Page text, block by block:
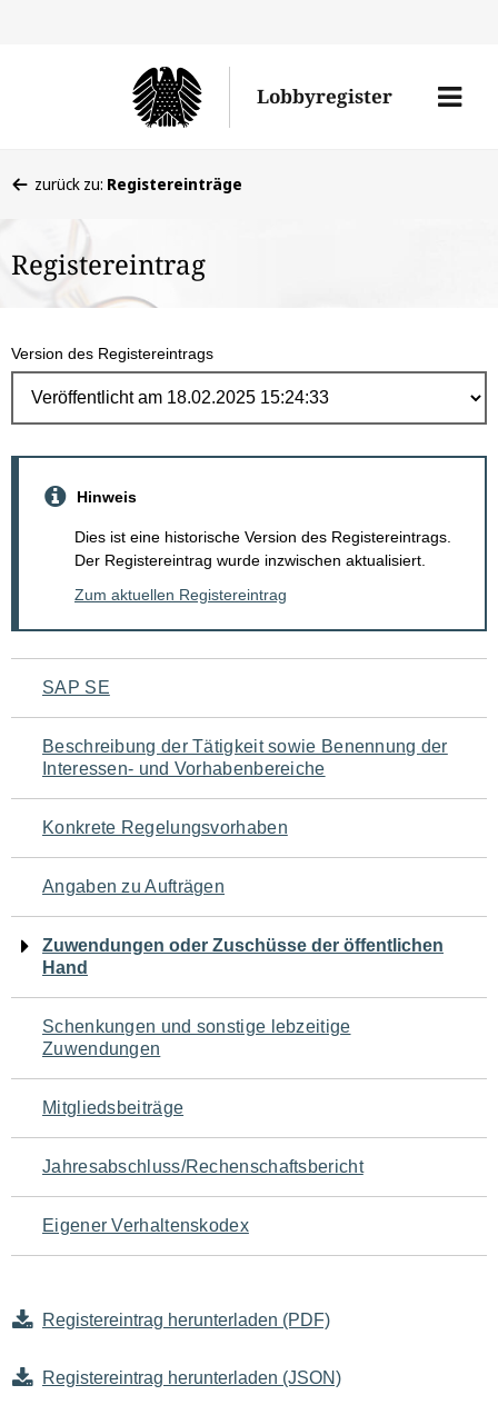
Lobbyregister
Menü
befinden
hier:
zurück zu: Registereinträge
Registereintrag
Version des Registereintrags
Hinweis
Dies ist eine historische Version des Registereintrags.
Der Registereintrag wurde inzwischen aktualisiert.
Zum aktuellen Registereintrag
Navigation
für
den
Seiteninhalt
SAP SE
Beschreibung der Tätigkeit sowie Benennung der
Interessen- und Vorhabenbereiche
Konkrete Regelungsvorhaben
Angaben zu Aufträgen
Zuwendungen oder Zuschüsse der öffentlichen
Hand
Schenkungen und sonstige lebzeitige
Zuwendungen
Mitgliedsbeiträge
Jahresabschluss/Rechenschaftsbericht
Eigener Verhaltenskodex
Registereintrag herunterladen (PDF)
Registereintrag herunterladen (JSON)